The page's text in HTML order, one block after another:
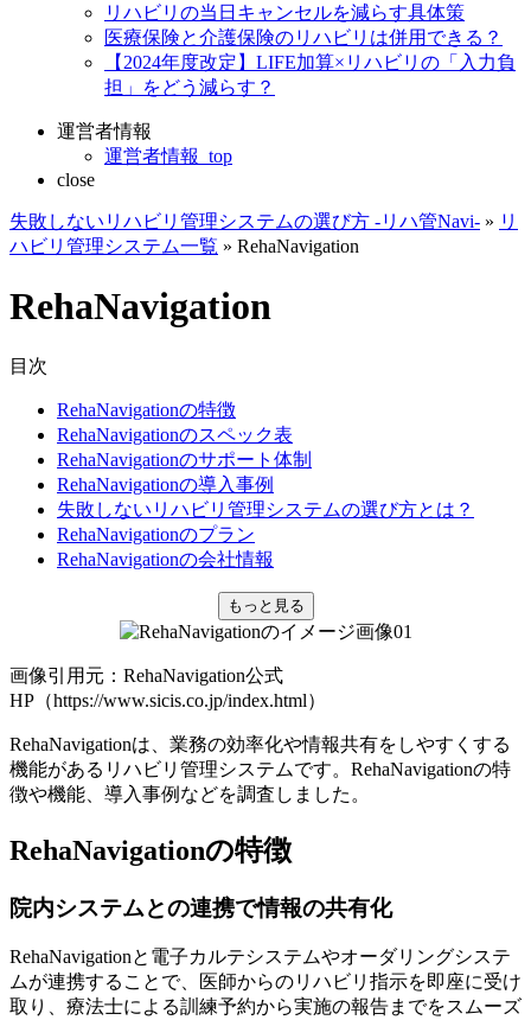
リハビリの当日キャンセルを減らす具体策
医療保険と介護保険のリハビリは併用できる？
【2024年度改定】LIFE加算×リハビリの「入力負
担」をどう減らす？
運営者情報
運営者情報_top
close
失敗しないリハビリ管理システムの選び方 -リハ管Navi- » リ
ハビリ管理システム一覧 » RehaNavigation
RehaNavigation
目次
RehaNavigationの特徴
RehaNavigationのスペック表
RehaNavigationのサポート体制
RehaNavigationの導入事例
失敗しないリハビリ管理システムの選び方とは？
RehaNavigationのプラン
RehaNavigationの会社情報
もっと見る
画像引用元：RehaNavigation公式
HP（https://www.sicis.co.jp/index.html）
RehaNavigationは、業務の効率化や情報共有をしやすくする
機能があるリハビリ管理システムです。RehaNavigationの特
徴や機能、導入事例などを調査しました。
RehaNavigationの特徴
院内システムとの連携で情報の共有化
RehaNavigationと電子カルテシステムやオーダリングシステ
ムが連携することで、医師からのリハビリ指示を即座に受け
取り、療法士による訓練予約から実施の報告までをスムーズ